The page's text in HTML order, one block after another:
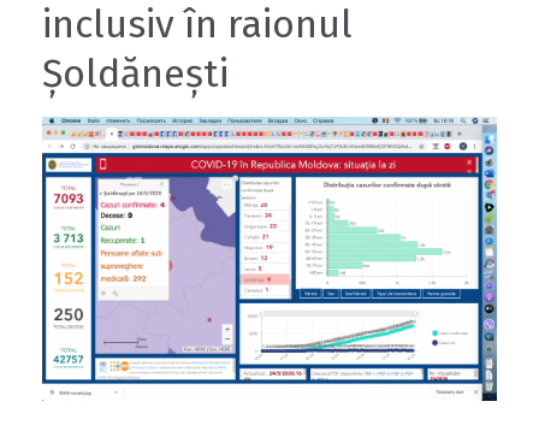
inclusiv în raionul
Șoldănești